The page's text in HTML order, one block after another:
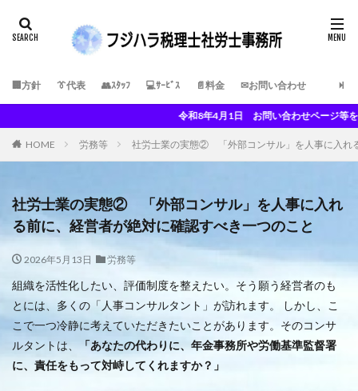
🏢方針 👔代表 👥ｽﾀｯﾌ 💻ｻｰﾋﾞｽ 📄料金 ✉お問い合わせ
令和8年4月1日 お問い合わせページ等を更新しまし
HOME 労務等 社労士業の実態② 「外部コンサル」を人事に入れ
社労士業の実態② 「外部コンサル」を人事に入れ
る前に、経営者が絶対に確認すべき一つのこと
2026年5月13日 労務等
組織を活性化したい、評価制度を整えたい。そう願う経営者のも
とには、多くの「人事コンサルタント」が訪れます。 しかし、こ
こで一つ冷静に考えていただきたいことがあります。そのコンサ
ルタントは、
「あなたの代わりに、年金事務所や労働基準監督署
に、責任をもって対峙してくれますか？」